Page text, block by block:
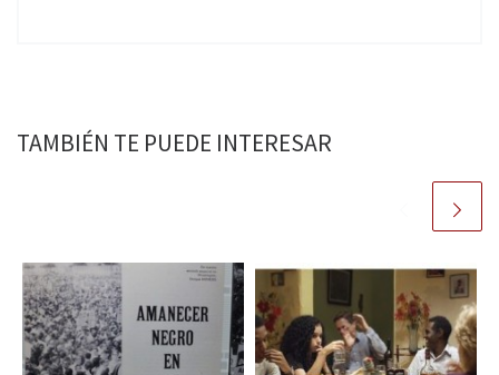
TAMBIÉN TE PUEDE INTERESAR